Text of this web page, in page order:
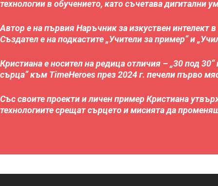
технологии в обучението, като съчетава дигитални
Автор е на първия Наръчник за изкуствен интелект
Създател е на подкастите „Учители за пример“ и
Кристиана е носител на редица отличия – „30 под
сърца“ към TimeHeroes през 2024 г. печели първо
Със своите проекти и личен пример Кристиана
технологиите срещат сърцето и мисията да